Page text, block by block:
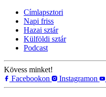
Címlapsztori
Napi friss
Hazai sztár
Külföldi sztár
Podcast
Kövess minket!
Facebookon
Instagramon